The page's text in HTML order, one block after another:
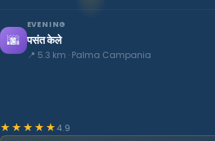
🌆
EVENING
पसंत केले
📍 5.3 km · Palma Campania
★★★★★4.9